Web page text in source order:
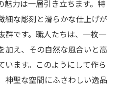
魅力は一層引き立ちます。特
細な彫刻と滑らかな仕上げが
群です。職人たちは、一枚一
加え、その自然な風合いと高
います。このようにして作ら
神聖な空間にふさわしい逸品